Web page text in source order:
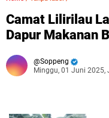
Camat Lilirilau
Dapur Makanan
Soppeng
Minggu, 01 Juni 2025,